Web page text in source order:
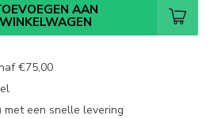
AAN
WINKELWAGEN
€75,00
een snelle levering